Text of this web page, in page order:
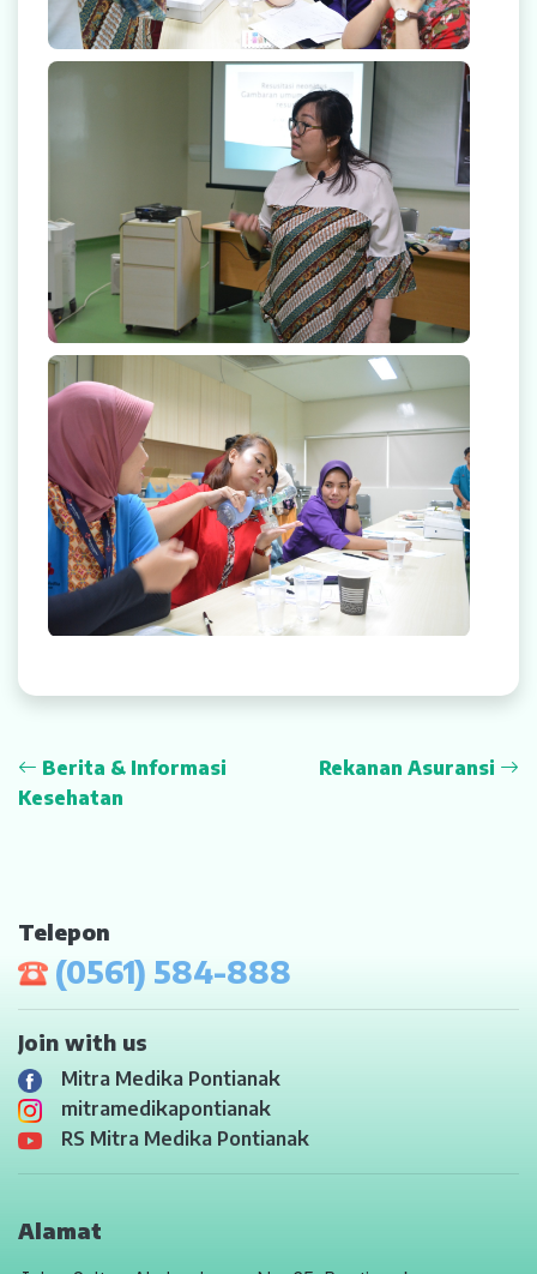
Berita & Informasi
Kesehatan
Rekanan Asuransi
Telepon
(0561) 584-888
Join with us
Mitra Medika Pontianak
mitramedikapontianak
RS Mitra Medika Pontianak
Alamat